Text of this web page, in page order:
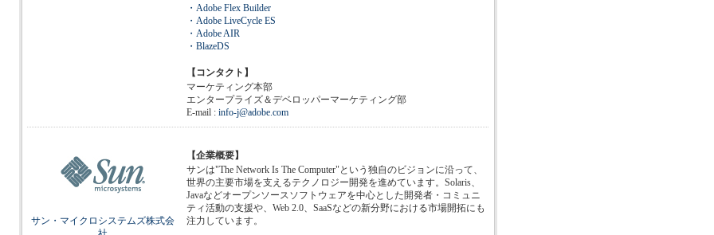
・Adobe Flex Builder
・Adobe LiveCycle ES
・Adobe AIR
・BlazeDS
【コンタクト】
マーケティング本部
エンタープライズ＆デベロッパーマーケティング部
E-mail : info-j@adobe.com
サン・マイクロシステムズ株式会
【企業概要】
サンは"The Network Is The Computer"という独自のビジョンに沿って、
世界の主要市場を支えるテクノロジー開発を進めています。Solaris、
Javaなどオープンソースソフトウェアを中心とした開発者・コミュニ
ティ活動の支援や、Web 2.0、SaaSなどの新分野における市場開拓にも
注力しています。